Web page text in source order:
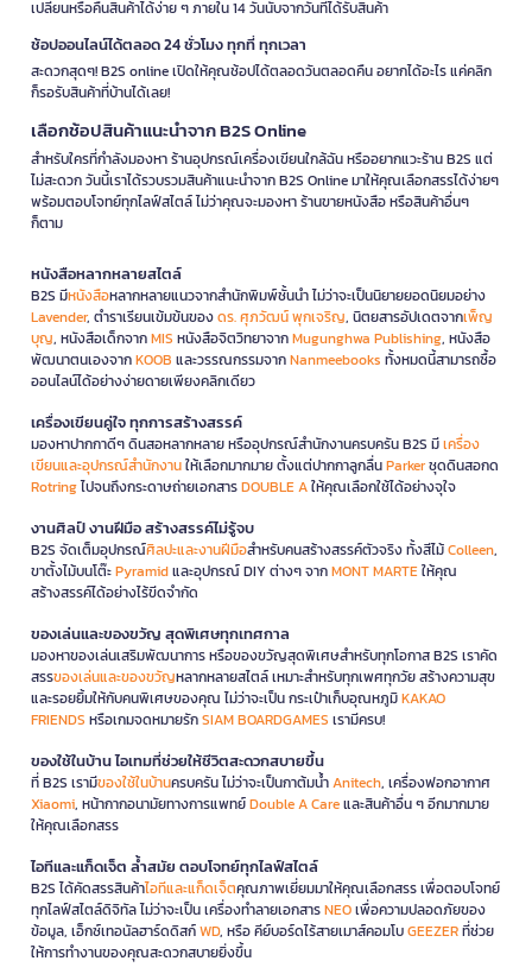
เปลี่ยนหรือคืนสินค้าได้ง่าย ๆ ภายใน 14 วันนับจากวันที่ได้รับสินค้า
ช้อปออนไลน์ได้ตลอด 24 ชั่วโมง ทุกที่ ทุกเวลา
สะดวกสุดๆ! B2S online เปิดให้คุณช้อปได้ตลอดวันตลอดคืน อยากได้อะไร แค่คลิก
ก็รอรับสินค้าที่บ้านได้เลย!
เลือกช้อปสินค้าแนะนำจาก B2S Online
สำหรับใครที่กำลังมองหา ร้านอุปกรณ์เครื่องเขียนใกล้ฉัน หรืออยากแวะร้าน B2S แต่
ไม่สะดวก วันนี้เราได้รวบรวมสินค้าแนะนำจาก B2S Online มาให้คุณเลือกสรรได้ง่ายๆ
พร้อมตอบโจทย์ทุกไลฟ์สไตล์ ไม่ว่าคุณจะมองหา ร้านขายหนังสือ หรือสินค้าอื่นๆ
ก็ตาม
หนังสือหลากหลายสไตล์
B2S มีหนังสือหลากหลายแนวจากสำนักพิมพ์ชั้นนำ ไม่ว่าจะเป็นนิยายยอดนิยมอย่าง
Lavender, ตำราเรียนเข้มข้นของดร. ศุภวัฒน์ พุกเจริญ, นิตยสารอัปเดตจากเพ็ญ
บุญ, หนังสือเด็กจากMIS หนังสือจิตวิทยาจากMugunghwa Publishing, หนังสือ
พัฒนาตนเองจากKOOB และวรรณกรรมจากNanmeebooks ทั้งหมดนี้สามารถซื้อ
ออนไลน์ได้อย่างง่ายดายเพียงคลิกเดียว
เครื่องเขียนคู่ใจ ทุกการสร้างสรรค์
มองหาปากกาดีๆ ดินสอหลากหลาย หรืออุปกรณ์สำนักงานครบครัน B2S มีเครื่อง
เขียนและอุปกรณ์สำนักงานให้เลือกมากมาย ตั้งแต่ปากกาลูกลื่นParkerชุดดินสอกด
Rotringไปจนถึงกระดาษถ่ายเอกสารDOUBLE Aให้คุณเลือกใช้ได้อย่างจุใจ
งานศิลป์ งานฝีมือ สร้างสรรค์ไม่รู้จบ
B2S จัดเต็มอุปกรณ์ศิลปะและงานฝีมือสำหรับคนสร้างสรรค์ตัวจริง ทั้งสีไม้Colleen,
ขาตั้งไม้บนโต๊ะPyramidและอุปกรณ์ DIY ต่างๆ จากMONT MARTEให้คุณ
สร้างสรรค์ได้อย่างไร้ขีดจำกัด
ของเล่นและของขวัญ สุดพิเศษทุกเทศกาล
มองหาของเล่นเสริมพัฒนาการ หรือของขวัญสุดพิเศษสำหรับทุกโอกาส B2S เราคัด
สรรของเล่นและของขวัญหลากหลายสไตล์ เหมาะสำหรับทุกเพศทุกวัย สร้างความสุข
และรอยยิ้มให้กับคนพิเศษของคุณ ไม่ว่าจะเป็น กระเป๋าเก็บอุณหภูมิKAKAO
FRIENDS หรือเกมจดหมายรักSIAM BOARDGAMES เรามีครบ!
ของใช้ในบ้าน ไอเทมที่ช่วยให้ชีวิตสะดวกสบายขึ้น
ที่ B2S เรามีของใช้ในบ้านครบครัน ไม่ว่าจะเป็นกาต้มน้ำAnitech, เครื่องฟอกอากาศ
Xiaomi, หน้ากากอนามัยทางการแพทย์Double A Careและสินค้าอื่น ๆ อีกมากมาย
ให้คุณเลือกสรร
ไอทีและแก็ดเจ็ต ล้ำสมัย ตอบโจทย์ทุกไลฟ์สไตล์
B2S ได้คัดสรรสินค้าไอทีและแก็ดเจ็ตคุณภาพเยี่ยมมาให้คุณเลือกสรร เพื่อตอบโจทย์
ทุกไลฟ์สไตล์ดิจิทัล ไม่ว่าจะเป็น เครื่องทำลายเอกสารNEOเพื่อความปลอดภัยของ
ข้อมูล, เอ็กซ์เทอนัลฮาร์ดดิสก์WD, หรือ คีย์บอร์ดไร้สายเมาส์คอมโบGEEZERที่ช่วย
ให้การทำงานของคุณสะดวกสบายยิ่งขึ้น